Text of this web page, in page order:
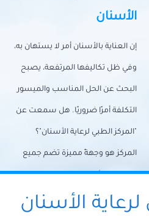
الأسنان
إن العناية بالأسنان أمر لا يستهان به،
وفي ظل تكاليفها المرتفعة، يصبح
البحث عن الحل المناسب والميسور
التكلفة أمرًا ضروريًا. هل سمعت عن
"المركز الطبي لرعاية الأسنان"؟
المركز هو وجهةً مميزة تضم جميع
احتياجات الأسنان تحت سقف واحد،
وتضمن لك حلاً شاملًا لجميع
الأسنان